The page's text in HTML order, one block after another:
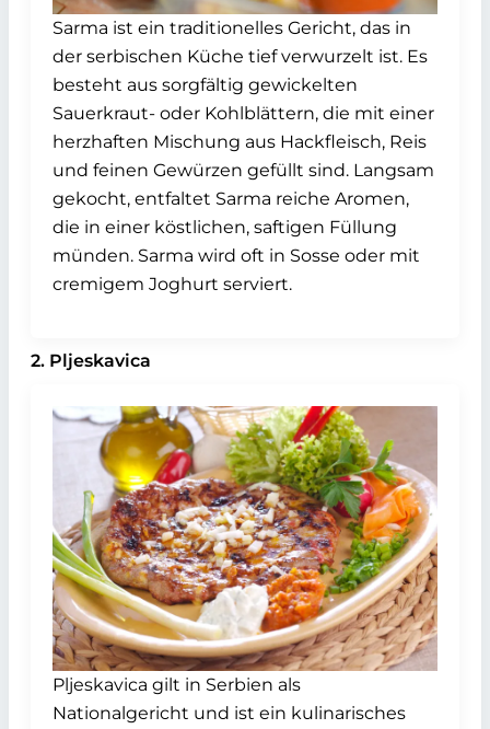
Sarma ist ein traditionelles Gericht, das in
der serbischen Küche tief verwurzelt ist. Es
besteht aus sorgfältig gewickelten
Sauerkraut- oder Kohlblättern, die mit einer
herzhaften Mischung aus Hackfleisch, Reis
und feinen Gewürzen gefüllt sind. Langsam
gekocht, entfaltet Sarma reiche Aromen,
die in einer köstlichen, saftigen Füllung
münden. Sarma wird oft in Sosse oder mit
cremigem Joghurt serviert.
2. Pljeskavica
Pljeskavica gilt in Serbien als
Nationalgericht und ist ein kulinarisches